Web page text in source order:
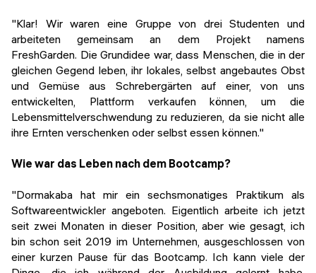
"Klar! Wir waren eine Gruppe von drei Studenten und
arbeiteten gemeinsam an dem Projekt namens
FreshGarden. Die Grundidee war, dass Menschen, die in der
gleichen Gegend leben, ihr lokales, selbst angebautes Obst
und Gemüse aus Schrebergärten auf einer, von uns
entwickelten, Plattform verkaufen können, um die
Lebensmittelverschwendung zu reduzieren, da sie nicht alle
ihre Ernten verschenken oder selbst essen können."
Wie war das Leben nach dem Bootcamp?
"Dormakaba hat mir ein sechsmonatiges Praktikum als
Softwareentwickler angeboten. Eigentlich arbeite ich jetzt
seit zwei Monaten in dieser Position, aber wie gesagt, ich
bin schon seit 2019 im Unternehmen, ausgeschlossen von
einer kurzen Pause für das Bootcamp. Ich kann viele der